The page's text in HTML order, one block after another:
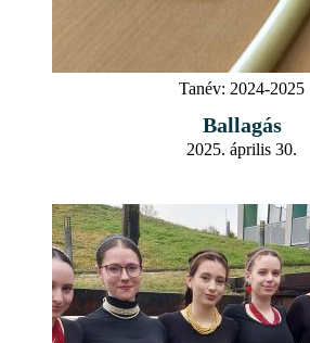
Tanév: 2024-2025
Ballagás
2025. április 30.